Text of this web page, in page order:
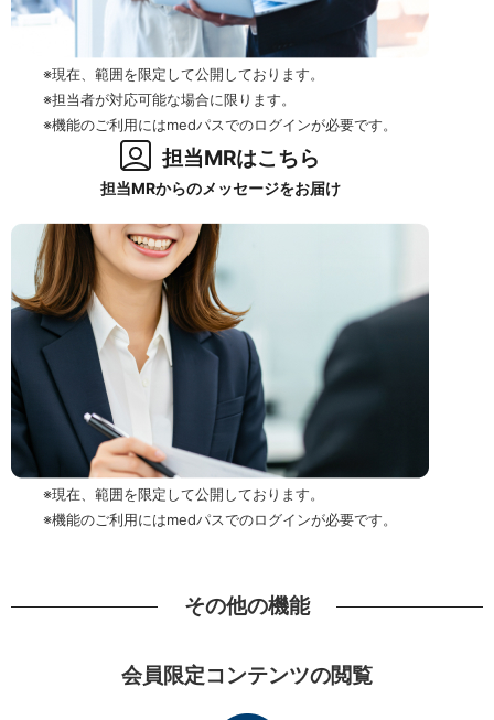
※現在、範囲を限定して公開しております。
※担当者が対応可能な場合に限ります。
※機能のご利用にはmedパスでのログインが必要です。
担当MRはこちら
担当MRからのメッセージをお届け
※現在、範囲を限定して公開しております。
※機能のご利用にはmedパスでのログインが必要です。
その他の機能
会員限定コンテンツの閲覧